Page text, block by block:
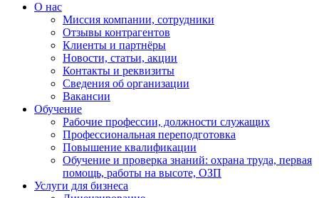
О нас
Миссия компании, сотрудники
Отзывы контрагентов
Клиенты и партнёры
Новости, статьи, акции
Контакты и реквизиты
Сведения об организации
Вакансии
Обучение
Рабочие профессии, должности служащих
Профессиональная переподготовка
Повышение квалификации
Обучение и проверка знаний: охрана труда, первая
помощь, работы на высоте, ОЗП
Услуги для бизнеса